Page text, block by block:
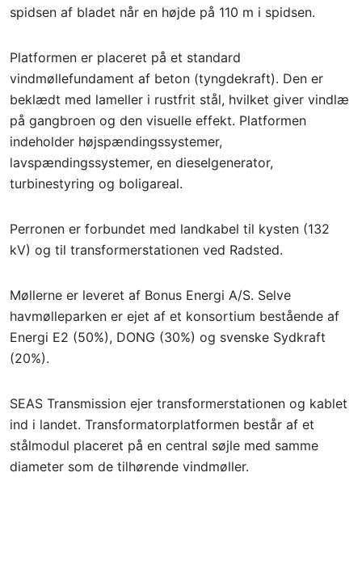
spidsen af ​​bladet når en højde på 110 m i spidsen.
Platformen er placeret på et standard
vindmøllefundament af beton (tyngdekraft). Den er
beklædt med lameller i rustfrit stål, hvilket giver vindlæ
på gangbroen og den visuelle effekt. Platformen
indeholder højspændingssystemer,
lavspændingssystemer, en dieselgenerator,
turbinestyring og boligareal.
Perronen er forbundet med landkabel til kysten (132
kV) og til transformerstationen ved Radsted.
Møllerne er leveret af Bonus Energi A/S. Selve
havmølleparken er ejet af et konsortium bestående af
Energi E2 (50%), DONG (30%) og svenske Sydkraft
(20%).
SEAS Transmission ejer transformerstationen og kablet
ind i landet. Transformatorplatformen består af et
stålmodul placeret på en central søjle med samme
diameter som de tilhørende vindmøller.